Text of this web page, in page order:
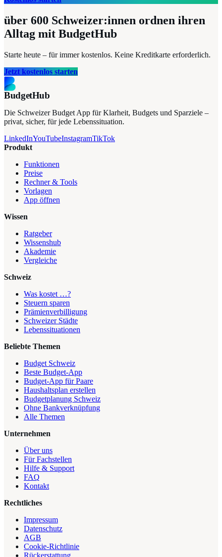
über 600 Schweizer:innen ordnen ihren
Alltag mit BudgetHub
Starte heute – für immer kostenlos. Keine Kreditkarte erforderlich.
Jetzt kostenlos starten
BudgetHub
Die Schweizer Budget App für Klarheit, Budgets und Sparziele –
privat, sicher, für jede Lebenssituation.
LinkedInYouTubeInstagramTikTok
Produkt
Funktionen
Preise
Rechner & Tools
Vorlagen
App öffnen
Wissen
Ratgeber
Wissenshub
Akademie
Vergleiche
Schweiz
Was kostet …?
Steuern sparen
Prämienverbilligung
Schweizer Städte
Lebenssituationen
Beliebte Themen
Budget Schweiz
Beste Budget-App
Budget-App für Paare
Haushaltsplan erstellen
Budgetplanung Schweiz
Ohne Bankverknüpfung
Alle Themen
Unternehmen
Über uns
Für Fachstellen
Hilfe & Support
FAQ
Kontakt
Rechtliches
Impressum
Datenschutz
AGB
Cookie-Richtlinie
Rückerstattung